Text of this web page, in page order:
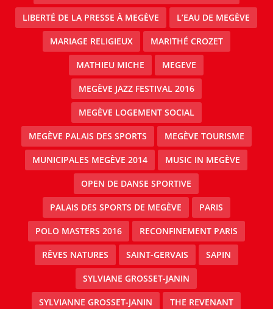
LIBERTÉ DE LA PRESSE À MEGÈVE L’EAU DE MEGÈVE
MARIAGE RELIGIEUX MARITHÉ CROZET
MATHIEU MICHE MEGEVE
MEGÈVE JAZZ FESTIVAL 2016
MEGÈVE LOGEMENT SOCIAL
MEGÈVE PALAIS DES SPORTS MEGÈVE TOURISME
MUNICIPALES MEGÈVE 2014 MUSIC IN MEGÈVE
OPEN DE DANSE SPORTIVE
PALAIS DES SPORTS DE MEGÈVE PARIS
POLO MASTERS 2016 RECONFINEMENT PARIS
RÊVES NATURES SAINT-GERVAIS SAPIN
SYLVIANE GROSSET-JANIN
SYLVIANNE GROSSET-JANIN THE REVENANT